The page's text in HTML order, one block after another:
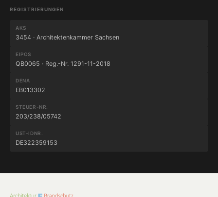
REGISTRIERUNGEN
AKS
3454 · Architektenkammer Sachsen
EIPOS
QB0065 · Reg.-Nr. 1291-11-2018
DENA
EB013302
STEUER-NR.
203/238/05742
UST-IDNR.
DE322359153